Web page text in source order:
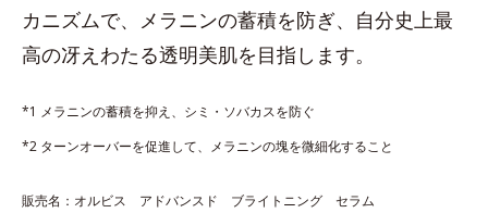
カニズムで、メラニンの蓄積を防ぎ、自分史上最
高の冴えわたる透明美肌を目指します。
*1 メラニンの蓄積を抑え、シミ・ソバカスを防ぐ
*2 ターンオーバーを促進して、メラニンの塊を微細化すること
販売名：オルビス アドバンスド ブライトニング セラム